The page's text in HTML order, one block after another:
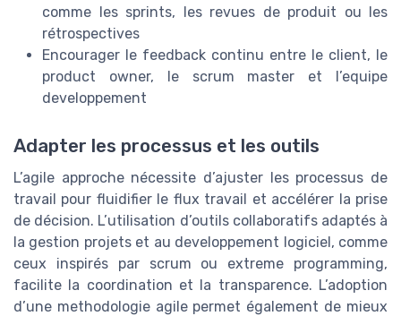
comme les sprints, les revues de produit ou les
rétrospectives
Encourager le feedback continu entre le client, le
product owner, le scrum master et l’equipe
developpement
Adapter les processus et les outils
L’agile approche nécessite d’ajuster les processus de
travail pour fluidifier le flux travail et accélérer la prise
de décision. L’utilisation d’outils collaboratifs adaptés à
la gestion projets et au developpement logiciel, comme
ceux inspirés par scrum ou extreme programming,
facilite la coordination et la transparence. L’adoption
d’une methodologie agile permet également de mieux